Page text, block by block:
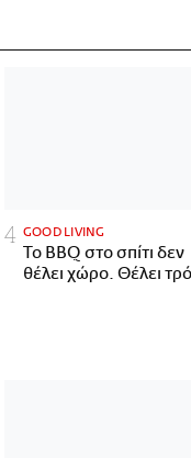
GOOD LIVING
Το BBQ στο σπίτι δεν
θέλει χώρο. Θέλει